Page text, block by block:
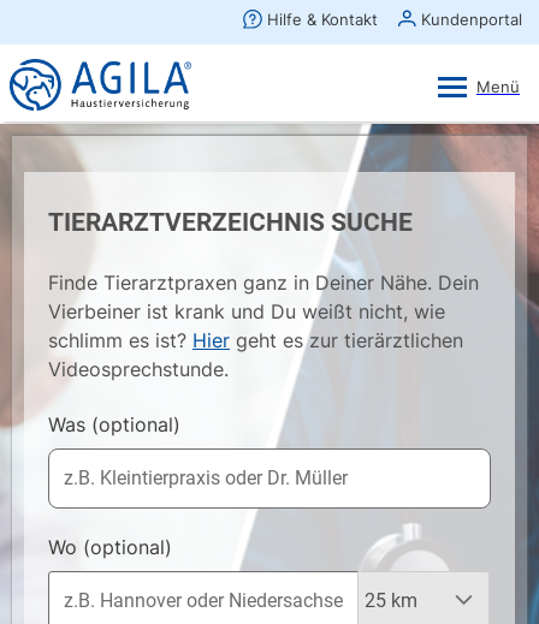
TIERARZTVERZEICHNIS SUCHE
Finde Tierarztpraxen ganz in Deiner Nähe. Dein
Vierbeiner ist krank und Du weißt nicht, wie
schlimm es ist? Hier geht es zur tierärztlichen
Videosprechstunde.
Was (optional)
Wo (optional)
×
AGILA Kunden-App
Gratis - Im Play Store laden
Ansehen